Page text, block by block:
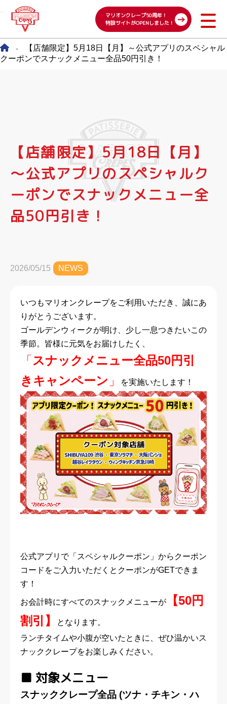
マリオンクレープ50周年！
特設サイトがOPENしました！
-
【店舗限定】5月18日【月】～公式アプリのスペシャル
クーポンでスナックメニュー全品50円引き！
【店舗限定】5月18日【月】
～公式アプリのスペシャルク
ーポンでスナックメニュー全
品50円引き！
2026/05/15 NEWS
いつもマリオンクレープをご利用いただき、誠にあ
りがとうございます。
ゴールデンウィークが明け、少し一息つきたいこの
季節。皆様に元気をお届けしたく、
「 スナックメニュー全品50円引
きキャンペーン 」 を実施いたします！
公式アプリで「スペシャルクーポン」からクーポン
コードをご入力いただくとクーポンがGETできま
す！
お会計時にすべてのスナックメニューが
【50円
割引】
となります。
ランチタイムや小腹が空いたときに、ぜひ温かいス
ナッククレープをお楽しみください。
■ 対象メニュー
スナッククレープ全品 (ツナ・チキン・ハ